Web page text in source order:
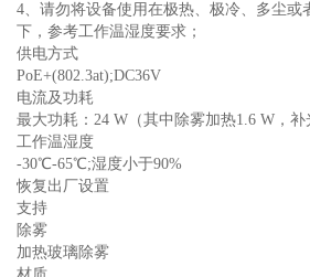
4、请勿将设备使用在极热、极冷、多尘或
下，参考工作温湿度要求；
供电方式
PoE+(802.3at);DC36V
电流及功耗
最大功耗：24 W（其中除雾加热1.6 W，补
工作温湿度
-30℃-65℃;湿度小于90%
恢复出厂设置
支持
除雾
加热玻璃除雾